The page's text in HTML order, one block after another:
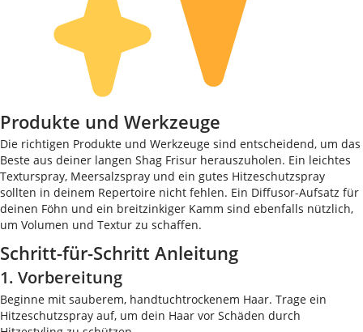
Produkte und Werkzeuge
Die richtigen Produkte und Werkzeuge sind entscheidend, um das
Beste aus deiner langen Shag Frisur herauszuholen. Ein leichtes
Texturspray, Meersalzspray und ein gutes Hitzeschutzspray
sollten in deinem Repertoire nicht fehlen. Ein Diffusor-Aufsatz für
deinen Föhn und ein breitzinkiger Kamm sind ebenfalls nützlich,
um Volumen und Textur zu schaffen.
Schritt-für-Schritt Anleitung
1. Vorbereitung
Beginne mit sauberem, handtuchtrockenem Haar. Trage ein
Hitzeschutzspray auf, um dein Haar vor Schäden durch